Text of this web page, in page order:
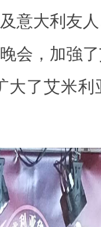
意大利友
会，加強
大了艾米